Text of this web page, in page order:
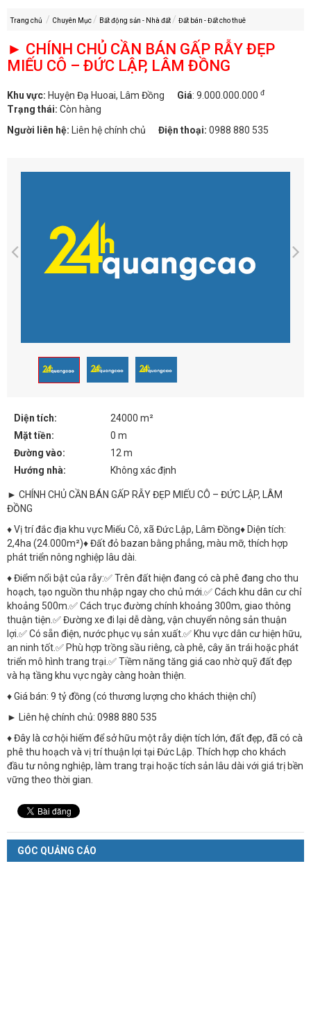
Trang chủ Chuyên Mục Bất động sản - Nhà đất Đất bán - Đất cho thuê
► CHÍNH CHỦ CẦN BÁN GẤP RẪY ĐẸP
MIẾU CÔ – ĐỨC LẬP, LÂM ĐỒNG
Khu vực: Huyện Đạ Huoai, Lâm Đồng Giá: 9.000.000.000 đ
Trạng thái: Còn hàng
Người liên hệ: Liên hệ chính chủ Điện thoại: 0988 880 535
Diện tích:
24000 m²
Mặt tiền:
0 m
Đường vào:
12 m
Hướng nhà:
Không xác định
► CHÍNH CHỦ CẦN BÁN GẤP RẪY ĐẸP MIẾU CÔ – ĐỨC LẬP, LÂM
ĐỒNG
♦ Vị trí đắc địa khu vực Miếu Cô, xã Đức Lập, Lâm Đồng♦ Diện tích:
2,4ha (24.000m²)♦ Đất đỏ bazan bằng phẳng, màu mỡ, thích hợp
phát triển nông nghiệp lâu dài.
♦ Điểm nổi bật của rẫy:✅ Trên đất hiện đang có cà phê đang cho thu
hoạch, tạo nguồn thu nhập ngay cho chủ mới.✅ Cách khu dân cư chỉ
khoảng 500m.✅ Cách trục đường chính khoảng 300m, giao thông
thuận tiện.✅ Đường xe đi lại dễ dàng, vận chuyển nông sản thuận
lợi.✅ Có sẵn điện, nước phục vụ sản xuất.✅ Khu vực dân cư hiện hữu,
an ninh tốt.✅ Phù hợp trồng sầu riêng, cà phê, cây ăn trái hoặc phát
triển mô hình trang trại.✅ Tiềm năng tăng giá cao nhờ quỹ đất đẹp
và hạ tầng khu vực ngày càng hoàn thiện.
♦ Giá bán: 9 tỷ đồng (có thương lượng cho khách thiện chí)
► Liên hệ chính chủ: 0988 880 535
♦ Đây là cơ hội hiếm để sở hữu một rẫy diện tích lớn, đất đẹp, đã có cà
phê thu hoạch và vị trí thuận lợi tại Đức Lập. Thích hợp cho khách
đầu tư nông nghiệp, làm trang trại hoặc tích sản lâu dài với giá trị bền
vững theo thời gian.
GÓC QUẢNG CÁO